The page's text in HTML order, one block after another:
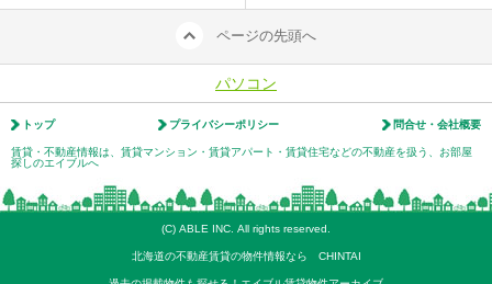
ページの先頭へ
パソコン
トップ プライバシーポリシー 問合せ・会社概要
賃貸・不動産情報は、賃貸マンション・賃貸アパート・賃貸住宅などの不動産を扱う、お部屋
探しのエイブルへ
(C) ABLE INC. All rights reserved.
北海道の不動産賃貸の物件情報なら CHINTAI